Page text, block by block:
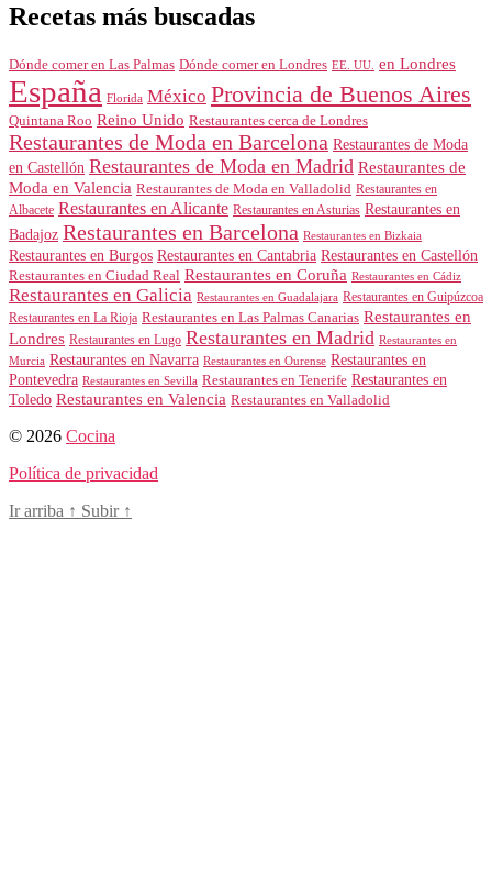
Recetas más buscadas
Dónde comer en Las Palmas Dónde comer en Londres EE. UU. en Londres
España Florida México Provincia de Buenos Aires
Quintana Roo Reino Unido Restaurantes cerca de Londres
Restaurantes de Moda en Barcelona Restaurantes de Moda
en Castellón Restaurantes de Moda en Madrid Restaurantes de
Moda en Valencia Restaurantes de Moda en Valladolid Restaurantes en
Albacete Restaurantes en Alicante Restaurantes en Asturias Restaurantes en
Badajoz Restaurantes en Barcelona Restaurantes en Bizkaia
Restaurantes en Burgos Restaurantes en Cantabria Restaurantes en Castellón
Restaurantes en Ciudad Real Restaurantes en Coruña Restaurantes en Cádiz
Restaurantes en Galicia Restaurantes en Guadalajara Restaurantes en Guipúzcoa
Restaurantes en La Rioja Restaurantes en Las Palmas Canarias Restaurantes en
Londres Restaurantes en Lugo Restaurantes en Madrid Restaurantes en
Murcia Restaurantes en Navarra Restaurantes en Ourense Restaurantes en
Pontevedra Restaurantes en Sevilla Restaurantes en Tenerife Restaurantes en
Toledo Restaurantes en Valencia Restaurantes en Valladolid
© 2026 Cocina
Política de privacidad
Ir arriba ↑ Subir ↑